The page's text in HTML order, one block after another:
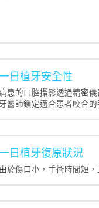
日植牙安全性
患的口腔攝影透過精密
牙醫師鎖定適合患者咬合
日植牙復原狀況
由於傷口小，手術時間短